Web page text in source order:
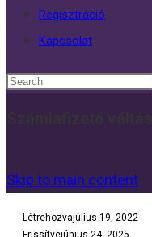
Regisztráció
Kapcsolat
Skip to main content
Létrehozvajúlius 19, 2022
Frissítvejúnius 24, 2025